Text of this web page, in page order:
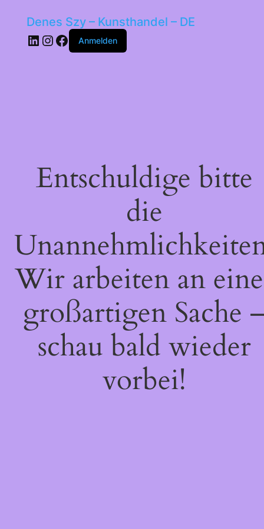
Denes Szy – Kunsthandel – DE
LinkedIn
Instagram
Facebook
Anmelden
Entschuldige bitte
die
Wir arbeiten an
großartigen Sache
schau bald wieder
vorbei!